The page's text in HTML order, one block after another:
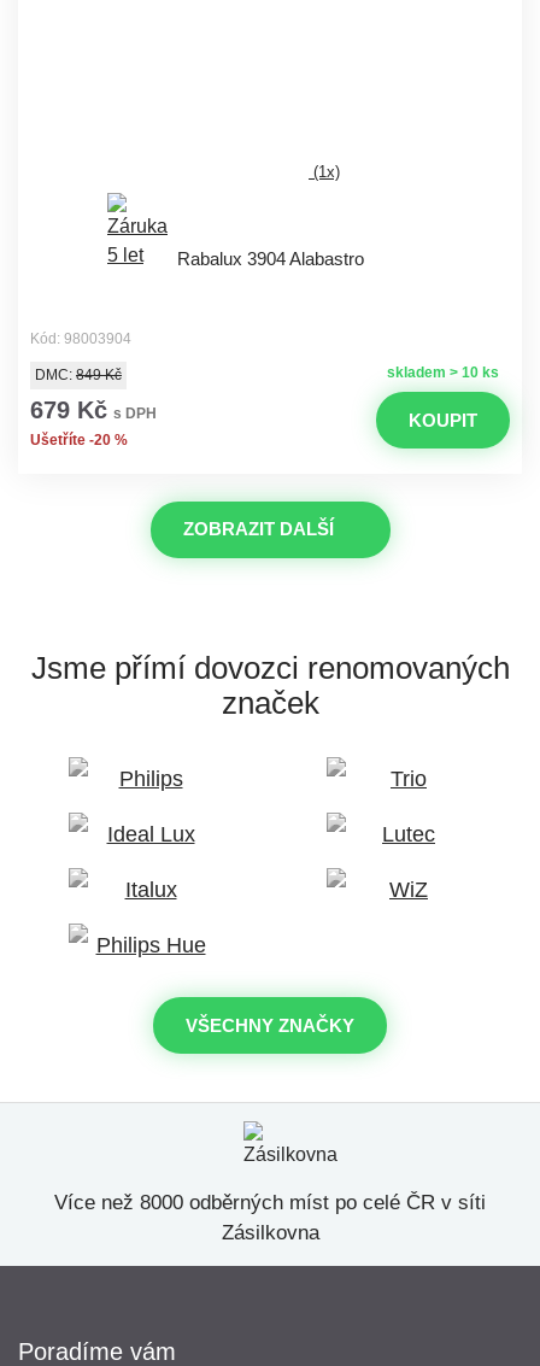
(1x)
Rabalux 3904 Alabastro
Kód: 98003904
skladem > 10 ks
DMC: 849 Kč
679 Kč s DPH
Ušetříte -20 %
KOUPIT
ZOBRAZIT DALŠÍ
Jsme přímí dovozci renomovaných
značek
VŠECHNY ZNAČKY
Více než 8000 odběrných míst po celé ČR v síti
Zásilkovna
Poradíme vám